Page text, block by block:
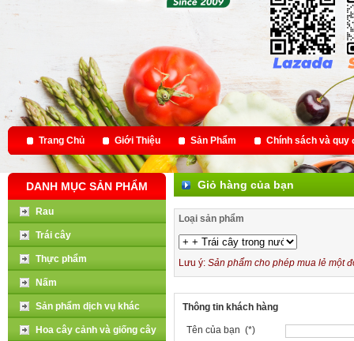
Trang Chủ Giới Thiệu Sản Phẩm Chính sách và quy
DANH MỤC SẢN PHẨM
Rau
Trái cây
Thực phẩm
Nấm
Sản phẩm dịch vụ khác
Hoa cây cảnh và giống cây
Giỏ hàng của bạn
Loại sản phẩm
Lưu ý: Sản phẩm cho phép mua lẻ một
Thông tin khách hàng
Tên của bạn (*)